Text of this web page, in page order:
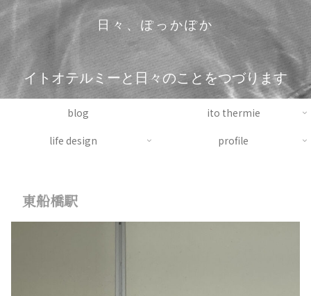
日々、ぽっかぽか
イトオテルミーと日々のことをつづります
blog
ito thermie
life design
profile
東船橋駅